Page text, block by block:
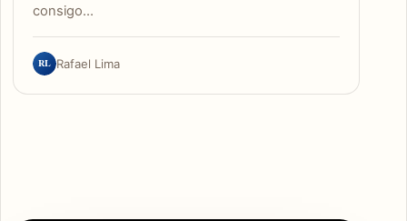
consigo…
RL Rafael Lima